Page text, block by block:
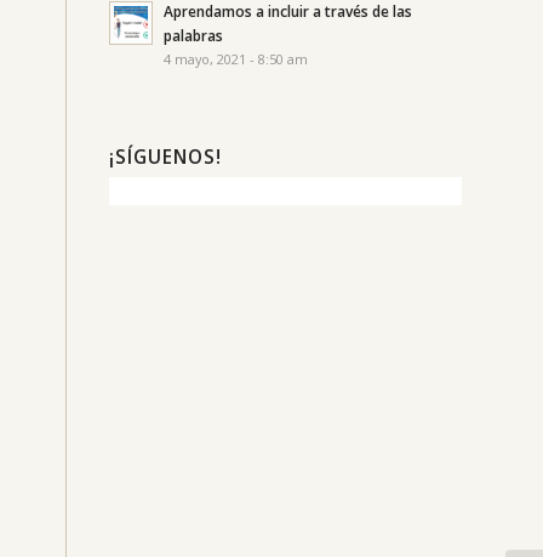
Aprendamos a incluir a través de las
palabras
4 mayo, 2021 - 8:50 am
¡SÍGUENOS!